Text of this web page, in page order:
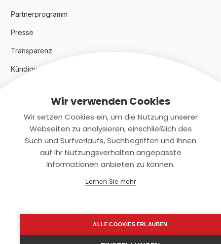
Partnerprogramm
Presse
Transparenz
Kündigungsindex 2024
Rechtliches
Datenschutz
Wir verwenden Cookies
Wir setzen Cookies ein, um die Nutzung unserer
Webseiten zu analysieren, einschließlich des
Such und Surfverlaufs, Suchbegriffen und Ihnen
auf Ihr Nutzungsverhalten angepasste
Informationen anbieten zu können.
Lernen Sie mehr
ALLE COOKIES ERLAUBEN